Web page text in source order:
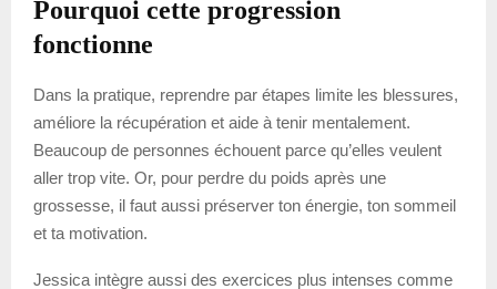
Pourquoi cette progression
fonctionne
Dans la pratique, reprendre par étapes limite les blessures,
améliore la récupération et aide à tenir mentalement.
Beaucoup de personnes échouent parce qu’elles veulent
aller trop vite. Or, pour perdre du poids après une
grossesse, il faut aussi préserver ton énergie, ton sommeil
et ta motivation.
Jessica intègre aussi des exercices plus intenses comme